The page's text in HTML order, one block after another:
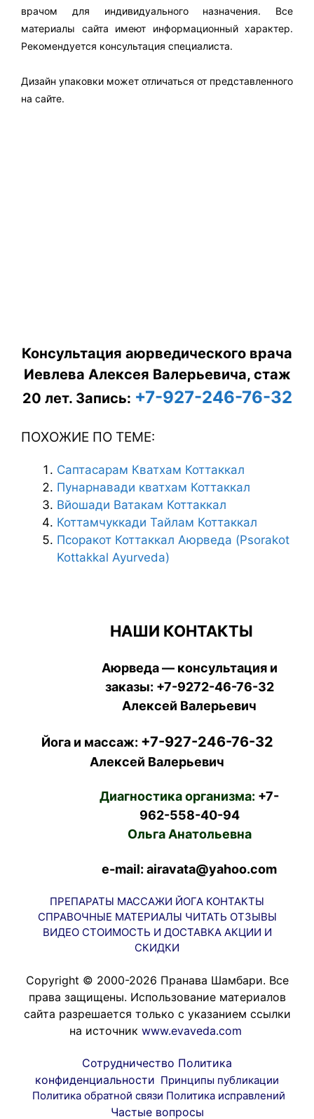
врачом для индивидуального назначения. Все
материалы сайта имеют информационный характер.
Рекомендуется консультация специалиста.
Дизайн упаковки может отличаться от представленного
на сайте.
Консультация аюрведического врача
Иевлева Алексея Валерьевича, стаж
20 лет. Запись: +7-927-246-76-32
ПОХОЖИЕ ПО ТЕМЕ:
Саптасарам Кватхам Коттаккал
Пунарнавади кватхам Коттаккал
Вйошади Ватакам Коттаккал
Коттамчуккади Тайлам Коттаккал
Псоракот Коттаккал Аюрведа (Psorakot
Kottakkal Ayurveda)
НАШИ КОНТАКТЫ
Аюрведа — консультация и
заказы: +7-9272-46-76-32
Алексей Валерьевич
Йога и массаж: +7-927-246-76-32
Алексей Валерьевич
Диагностика организма: +7-
962-558-40-94
Ольга Анатольевна
e-mail: airavata@yahoo.com
ПРЕПАРАТЫ МАССАЖИ ЙОГА КОНТАКТЫ
СПРАВОЧНЫЕ МАТЕРИАЛЫ ЧИТАТЬ ОТЗЫВЫ
ВИДЕО СТОИМОСТЬ И ДОСТАВКА АКЦИИ И
СКИДКИ
Copyright © 2000-2026 Пранава Шамбари. Все
права защищены. Использование материалов
сайта разрешается только с указанием ссылки
на источник www.evaveda.com
Сотрудничество Политика
конфиденциальности Принципы публикации
Политика обратной связи Политика исправлений
Частые вопросы